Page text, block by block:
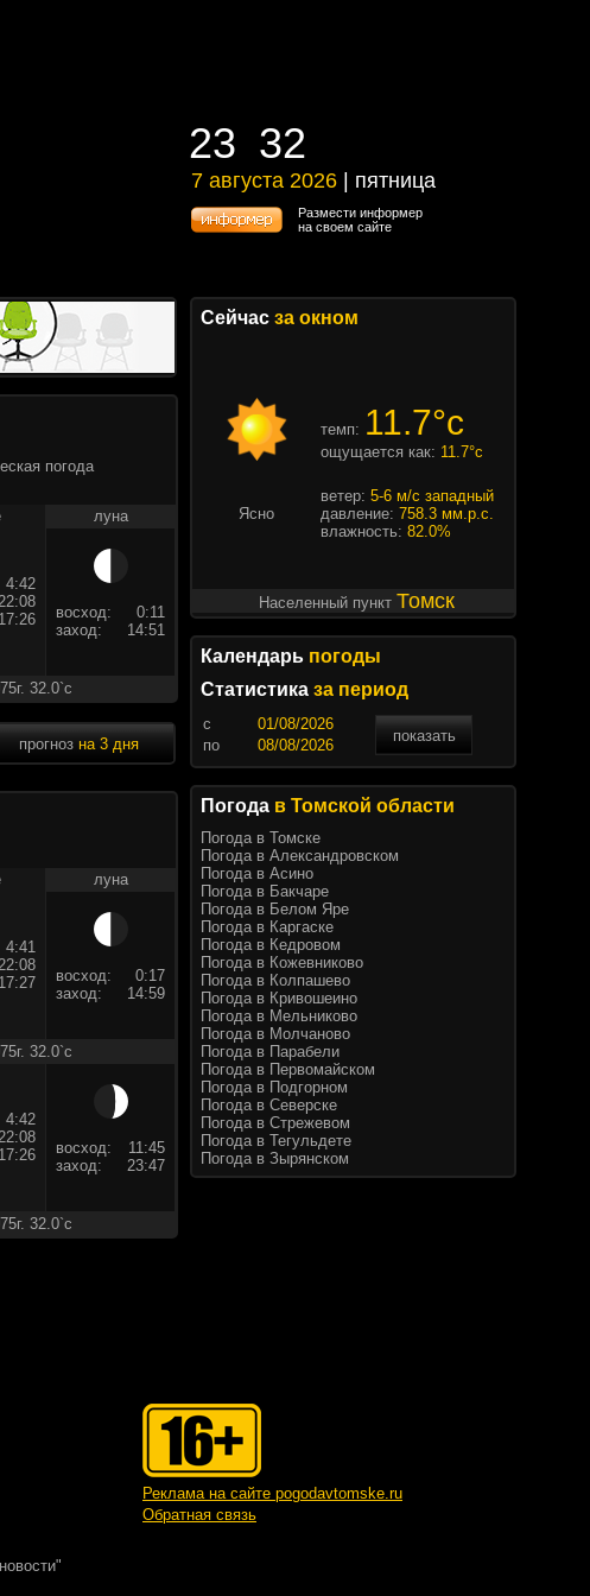
23 32
23 32
7 августа 2026 | пятница
7 августа 2026 | пятница
Размести информер
на своем сайте
погода
луна
4:42
17:26 восход:
0:11
заход:
14:51
32.0`c
прогноз на 3 дня
луна
4:41
17:27 восход:
0:17
заход:
14:59
32.0`c
4:42
17:26 восход:
11:45
заход:
23:47
32.0`c
Сейчас за окном
темп: 11.7°c
ощущается как: 11.7°c
Ясно
ветер: 5-6 м/с западный
давление: 758.3 мм.р.с.
влажность: 82.0%
Населенный пункт Томск
Календарь погоды
Статистика за период
c
показать
по
Погода в Томской области
Погода в Томске
Погода в Александровском
Погода в Асино
Погода в Бакчаре
Погода в Белом Яре
Погода в Каргаске
Погода в Кедровом
Погода в Кожевниково
Погода в Колпашево
Погода в Кривошеино
Погода в Мельниково
Погода в Молчаново
Погода в Парабели
Погода в Первомайском
Погода в Подгорном
Погода в Северске
Погода в Стрежевом
Погода в Тегульдете
Погода в Зырянском
Реклама на сайте pogodavtomske.ru
Обратная связь